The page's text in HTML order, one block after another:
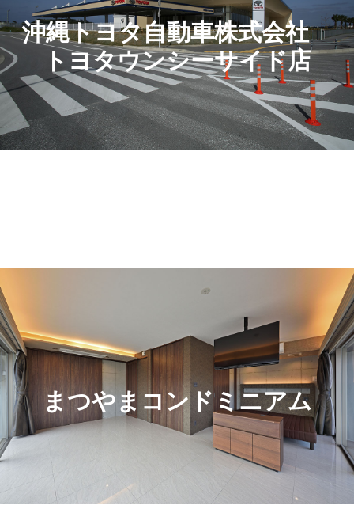
沖縄トヨタ自動車株式会社
トヨタウンシーサイド店
まつやまコンドミニアム